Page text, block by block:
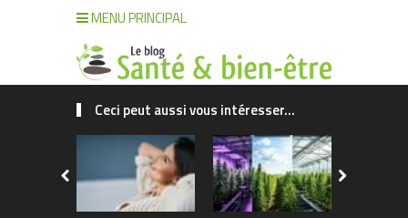
MENU PRINCIPAL
Ceci peut aussi vous intéresser...